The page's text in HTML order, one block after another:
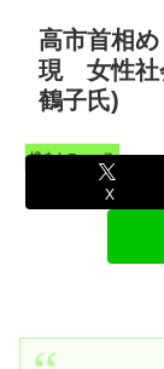
高市首相
現 女性社
鶴子氏)
憤まんニュース
X